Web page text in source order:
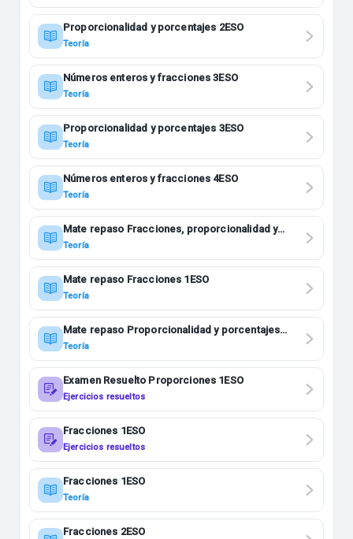
Proporcionalidad y porcentajes 2ESO
Teoría
Números enteros y fracciones 3ESO
Teoría
Proporcionalidad y porcentajes 3ESO
Teoría
Números enteros y fracciones 4ESO
Teoría
Mate repaso Fracciones, proporcionalidad y
porcentajes 2ESO
Teoría
Mate repaso Fracciones 1ESO
Teoría
Mate repaso Proporcionalidad y porcentajes
1ESO
Teoría
Examen Resuelto Proporciones 1ESO
Ejercicios resueltos
Fracciones 1ESO
Ejercicios resueltos
Fracciones 1ESO
Teoría
Fracciones 2ESO